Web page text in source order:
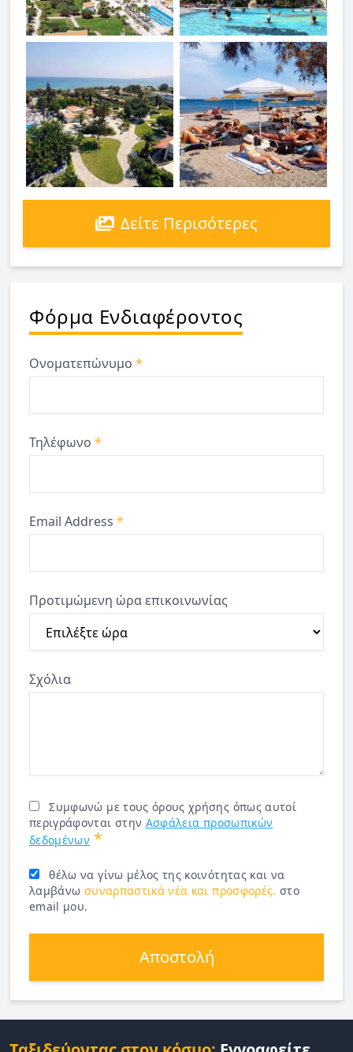
Δείτε Περισότερες
Φόρμα Ενδιαφέροντος
Ονοματεπώνυμο *
Τηλέφωνο *
Email Address *
Προτιμώμενη ώρα επικοινωνίας
Σχόλια
Συμφωνώ με τους όρους χρήσης όπως αυτοί
περιγράφονται στην Ασφάλεια προσωπικών
δεδομένων *
θέλω να γίνω μέλος της κοινότητας και να
λαμβάνω συναρπαστικά νέα και προσφορές. στο
email μου.
Αποστολή